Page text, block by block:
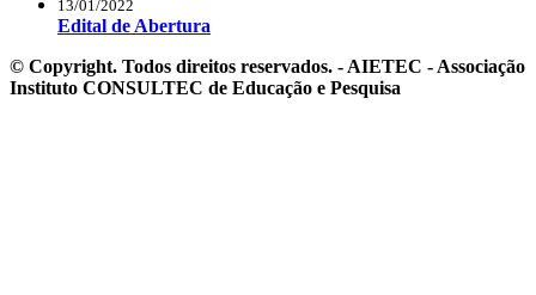
13/01/2022
Edital de Abertura
© Copyright. Todos direitos reservados. - AIETEC - Associação
Instituto CONSULTEC de Educação e Pesquisa